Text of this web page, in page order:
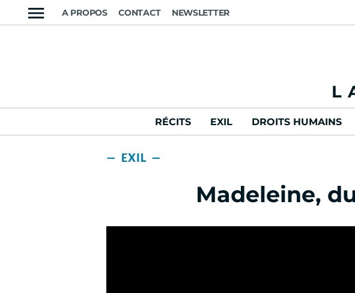
A PROPOS CONTACT NEWSLETTER
RÉCITS EXIL DROITS HUMAINS
— EXIL —
Madeleine,